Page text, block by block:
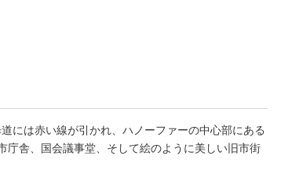
には赤い線が引かれ、ハノーファーの中心部にある
舎、国会議事堂、そして絵のように美しい旧市街